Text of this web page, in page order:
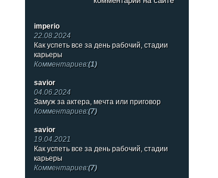
imperio
22.08.2024
Как успеть все за день рабочий, стадии
карьеры
Комментариев:(1)
savior
04.06.2024
Замуж за актера, мечта или приговор
Комментариев:(7)
savior
19.04.2021
Как успеть все за день рабочий, стадии
карьеры
Комментариев:(7)